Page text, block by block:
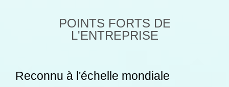
POINTS FORTS DE
L'ENTREPRISE
Reconnu à l'échelle mondiale